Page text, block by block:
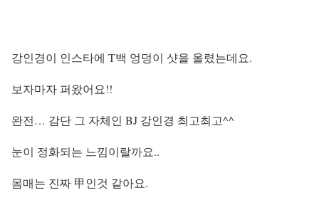
강인경이 인스타에 T백 엉덩이 샷을 올렸는데요.
보자마자 퍼왔어요!!
완전… 감단 그 자체인 BJ 강인경 최고최고^^
눈이 정화되는 느낌이랄까요..
몸매는 진짜 甲인것 같아요.